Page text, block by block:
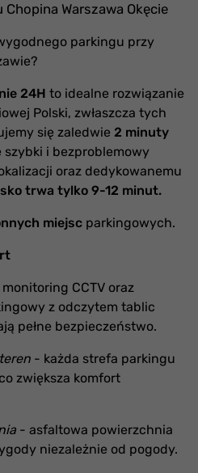
Warszawa Okęcie
parkingu przy
24H to idealne rozwiązanie
Polski, zwłaszcza tych
się zaledwie 2 minuty
szybki i bezproblemowy
oraz dedykowanemu
trwa tylko 9-12 minut.
h miejsc parkingowych.
CCTV oraz
z odczytem tablic
pełne bezpieczeństwo.
- każda strefa parkingu
zwiększa komfort
- asfaltowa powierzchnia
niezależnie od pogody.